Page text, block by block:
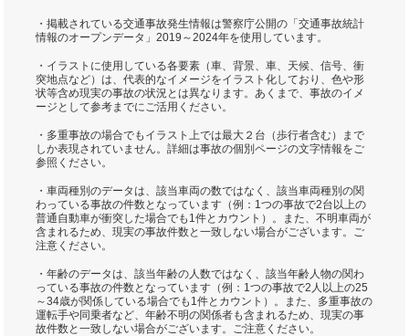
・掲載されている交通事故発生情報は警察庁公開の「交通事故統計
情報のオープンデータ」2019～2024年を使用しています。
・イラストに使用している各要素（車、背景、車、天候、信号、衝
突地点など）は、代表的なイメージをイラスト化しており、色や形
状等含め現実の事故の状況とは異なります。あくまで、事故のイメ
ージとして参考までにご活用ください。
・多重事故の場合でもイラスト上では最大２台（歩行者含む）まで
しか表現されていません。詳細は事故の個別ページの文字情報をご
参照ください。
・車両種別のデータは、該当車両の数ではなく、該当車両種別の関
わっている事故の件数となっています（例：1つの事故で2台以上の
普通自動車が衝突した場合でも1件とカウント）。また、不明車両が
含まれるため、現実の事故件数と一致しない場合がございます。ご
注意ください。
・年齢のデータは、該当年齢の人数ではなく、該当年齢人物の関わ
っている事故の件数となっています（例：1つの事故で2人以上の25
～34歳が関係している場合でも1件とカウント）。また、多重事故の
運転手や同乗者など、年齢不明の関係者も含まれるため、現実の事
故件数と一致しない場合がございます。ご注意ください。